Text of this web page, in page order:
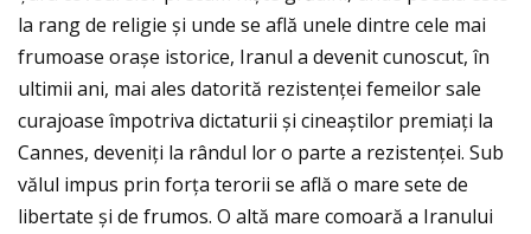
la rang de religie și unde se află unele dintre cele mai
frumoase orașe istorice, Iranul a devenit cunoscut, în
ultimii ani, mai ales datorită rezistenţei femeilor sale
curajoase împotriva dictaturii și cineaștilor premiaţi la
Cannes, deveniţi la rândul lor o parte a rezistenţei. Sub
vălul impus prin forţa terorii se află o mare sete de
libertate și de frumos. O altă mare comoară a Iranului